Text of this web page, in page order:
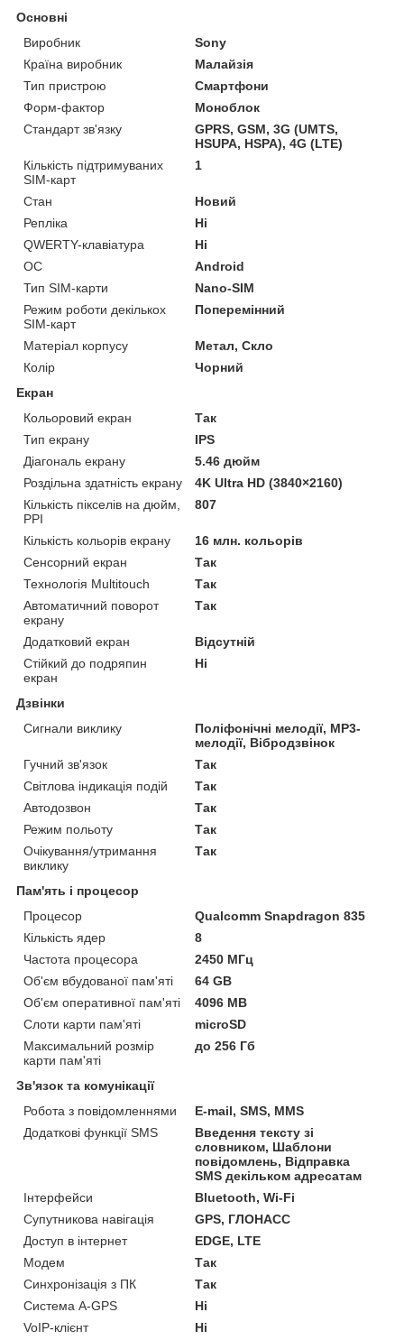
Основні
Виробник
Sony
Країна виробник
Малайзія
Тип пристрою
Смартфони
Форм-фактор
Моноблок
Стандарт зв'язку
GPRS, GSM, 3G (UMTS,
HSUPA, HSPA), 4G (LTE)
Кількість підтримуваних
SIM-карт
1
Стан
Новий
Репліка
Ні
QWERTY-клавіатура
Ні
ОС
Android
Тип SIM-карти
Nano-SIM
Режим роботи декількох
SIM-карт
Поперемінний
Матеріал корпусу
Метал, Скло
Колір
Чорний
Екран
Кольоровий екран
Так
Тип екрану
IPS
Діагональ екрану
5.46 дюйм
Роздільна здатність екрану
4K Ultra HD (3840×2160)
Кількість пікселів на дюйм,
PPI
807
Кількість кольорів екрану
16 млн. кольорів
Сенсорний екран
Так
Технологія Multitouch
Так
Автоматичний поворот
екрану
Так
Додатковий екран
Відсутній
Стійкий до подряпин
екран
Ні
Дзвінки
Сигнали виклику
Поліфонічні мелодії, MP3-
мелодії, Вібродзвінок
Гучний зв'язок
Так
Світлова індикація подій
Так
Автодозвон
Так
Режим польоту
Так
Очікування/утримання
виклику
Так
Пам'ять і процесор
Процесор
Qualcomm Snapdragon 835
Кількість ядер
8
Частота процесора
2450 МГц
Об'єм вбудованої пам'яті
64 GB
Об'єм оперативної пам'яті
4096 MB
Слоти карти пам'яті
microSD
Максимальний розмір
карти пам'яті
до 256 Гб
Зв'язок та комунікації
Робота з повідомленнями
E-mail, SMS, MMS
Додаткові функції SMS
Введення тексту зі
словником, Шаблони
повідомлень, Відправка
SMS декільком адресатам
Інтерфейси
Bluetooth, Wi-Fi
Супутникова навігація
GPS, ГЛОНАСС
Доступ в інтернет
EDGE, LTE
Модем
Так
Синхронізація з ПК
Так
Система A-GPS
Ні
VoIP-клієнт
Ні